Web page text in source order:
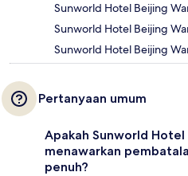
Sunworld Hotel Beijing
Sunworld Hotel Beijing
Sunworld Hotel Beijing
Pertanyaan umum
Apakah Sunworld
menawarkan
penuh?